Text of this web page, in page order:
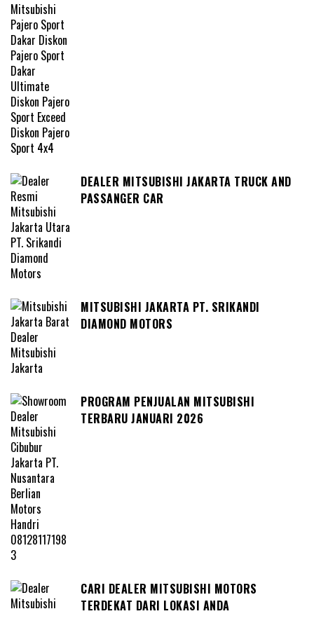
DEALER MITSUBISHI JAKARTA TRUCK AND
PASSANGER CAR
MITSUBISHI JAKARTA PT. SRIKANDI
DIAMOND MOTORS
PROGRAM PENJUALAN MITSUBISHI
TERBARU JANUARI 2026
CARI DEALER MITSUBISHI MOTORS
TERDEKAT DARI LOKASI ANDA